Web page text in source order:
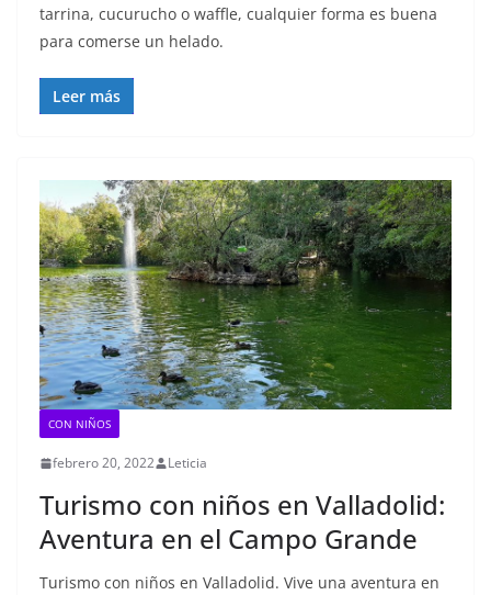
tarrina, cucurucho o waffle, cualquier forma es buena
para comerse un helado.
Leer más
CON NIÑOS
febrero 20, 2022 Leticia
Turismo con niños en Valladolid:
Aventura en el Campo Grande
Turismo con niños en Valladolid. Vive una aventura en